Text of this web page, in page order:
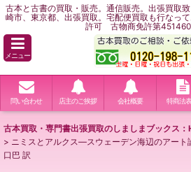
古本と古書の買取・販売。通信販売。出張買取
崎市、東京都、出張買取。宅配便買取も行なっ
許可 古物商免許第
メニュー
問い合わせ 店主のご挨拶 会社概要 特商法
古本買取・専門書出張買取のしましまブックス：
> ニミスとアルクス―スウェーデン海辺のアー
口巴 訳